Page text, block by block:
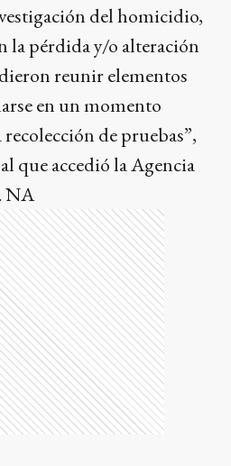
del homicidio,
la pérdida y/o alteración
reunir elementos
en un momento
de pruebas”,
que accedió la Agencia
NA